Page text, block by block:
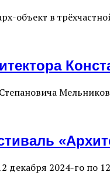
в
декабря 2024-го по